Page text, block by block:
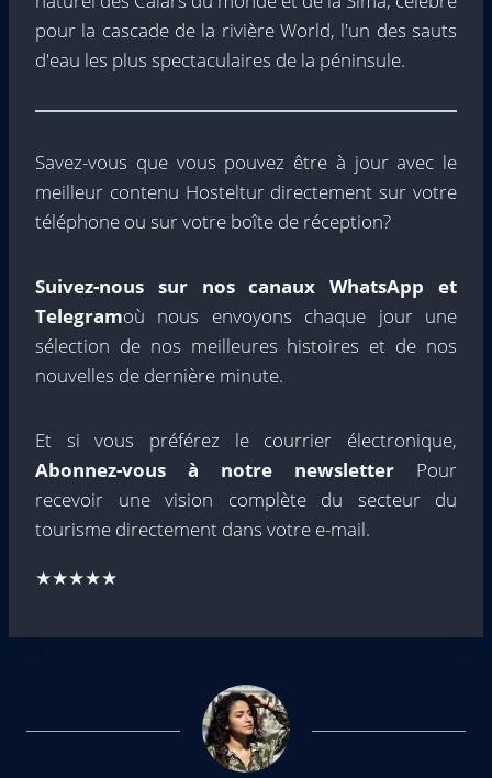
pour la cascade de la rivière World, l'un des sauts
d'eau les plus spectaculaires de la péninsule.
Savez-vous que vous pouvez être à jour avec le
meilleur contenu Hosteltur directement sur votre
téléphone ou sur votre boîte de réception?
Suivez-nous sur nos canaux WhatsApp et
Telegramoù nous envoyons chaque jour une
sélection de nos meilleures histoires et de nos
nouvelles de dernière minute.
Et si vous préférez le courrier électronique,
Abonnez-vous à notre newsletter Pour
recevoir une vision complète du secteur du
tourisme directement dans votre e-mail.
★★★★★